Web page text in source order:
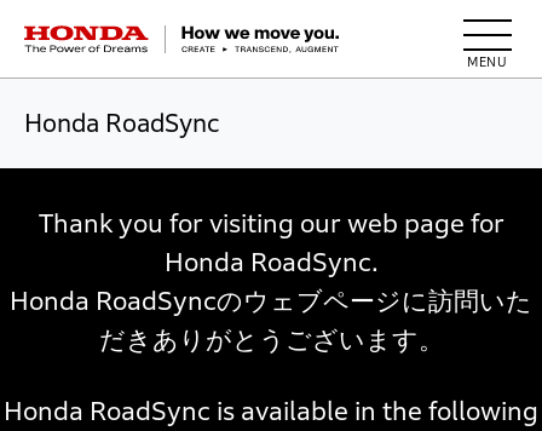
HONDA The Power of Dreams
Honda RoadSync
Thank you for visiting our web page for
Honda RoadSync.
Honda RoadSyncのウェブページに訪問いた
だきありがとうございます。
Honda RoadSync is available in the following